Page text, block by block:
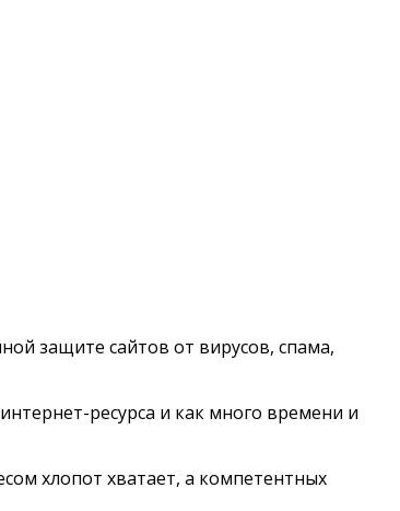
защите сайтов от вирусов, спама,
ресурса и как много времени и
хлопот хватает, а компетентных